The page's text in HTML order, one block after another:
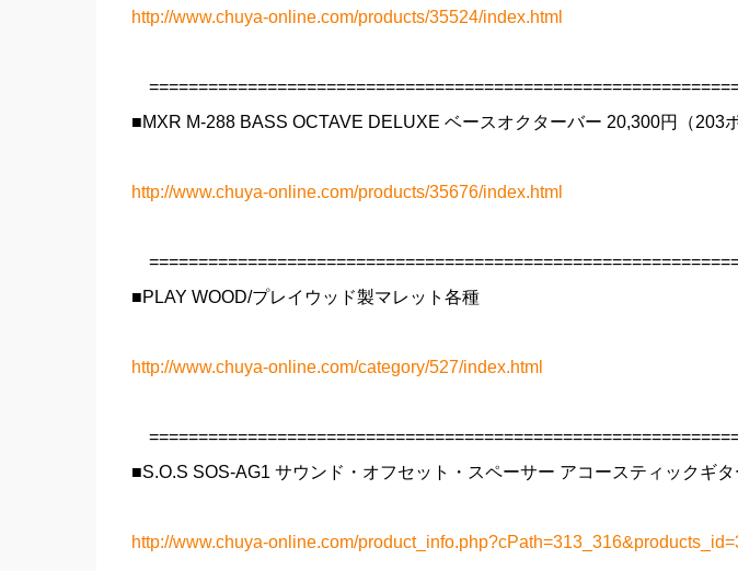
http://www.chuya-online.com/products/35524/index.html
■MXR M-288 BASS OCTAVE DELUXE ベースオクターバー 20,300円（203
http://www.chuya-online.com/products/35676/index.html
■PLAY WOOD/プレイウッド製マレット各種
http://www.chuya-online.com/category/527/index.html
■S.O.S SOS-AG1 サウンド・オフセット・スペーサー アコースティックギタ
http://www.chuya-online.com/